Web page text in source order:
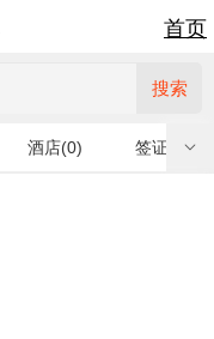
首页
搜索
酒店(0) 签证(0)